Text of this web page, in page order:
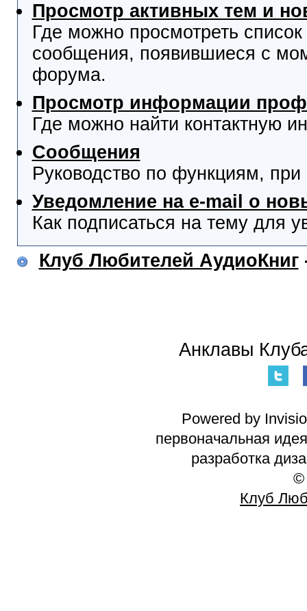
Просмотр активных тем и
Где можно просмотреть
сообщения, появившиеся с
форума.
Просмотр информации
Где можно найти контактную
Сообщения
Руководство по функциям,
Уведомление на e-mail о
Как подписаться на тему для
Клуб Любителей АудиоКниг
Анклавы
Powered by
первоначальная
разработка
©
Клуб